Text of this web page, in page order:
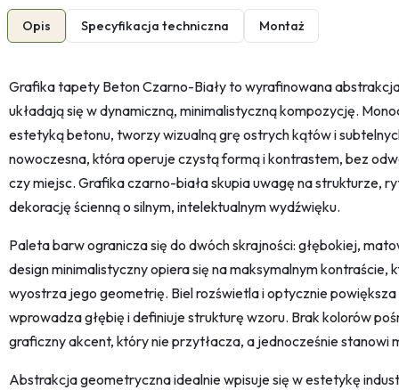
Opis Specyfikacja techniczna Montaż
Grafika tapety Beton Czarno-Biały to wyrafinowana
układają się w dynamiczną, minimalistyczną kompozycję.
estetyką betonu, tworzy wizualną grę ostrych kątów i
nowoczesna, która operuje czystą formą i kontrastem, bez
czy miejsc. Grafika czarno-biała skupia uwagę na strukturze,
dekorację ścienną o silnym, intelektualnym wydźwięku.
Paleta barw ogranicza się do dwóch skrajności: głębokiej,
design minimalistyczny opiera się na maksymalnym
wyostrza jego geometrię. Biel rozświetla i optycznie
wprowadza głębię i definiuje strukturę wzoru. Brak kolorów
graficzny akcent, który nie przytłacza, a jednocześnie stanowi
Abstrakcja geometryczna idealnie wpisuje się w estetykę